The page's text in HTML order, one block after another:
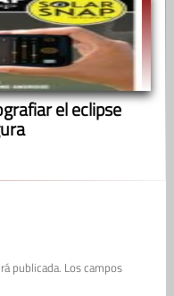
el eclipse
publicada. Los campos